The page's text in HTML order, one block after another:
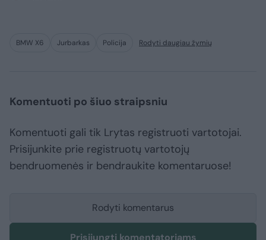
BMW X6 Jurbarkas Policija Rodyti daugiau žymių
Komentuoti po šiuo straipsniu
Komentuoti gali tik Lrytas registruoti vartotojai.
Prisijunkite prie registruotų vartotojų
bendruomenės ir bendraukite komentaruose!
Rodyti komentarus
Prisijungti komentatoriams